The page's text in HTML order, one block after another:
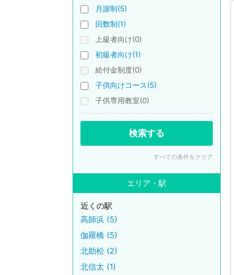
月謝制(5)
回数制(1)
上級者向け(0)
初級者向け(1)
給付金制度(0)
子供向けコース(5)
子供専用教室(0)
検索する
すべての条件をクリア
エリア・駅
近くの駅
高師浜 (5)
伽羅橋 (5)
北助松 (2)
北信太 (1)